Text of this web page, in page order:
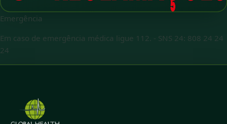
Emergência
Em caso de emergência médica ligue 112. - SNS 24: 808 24 24
24